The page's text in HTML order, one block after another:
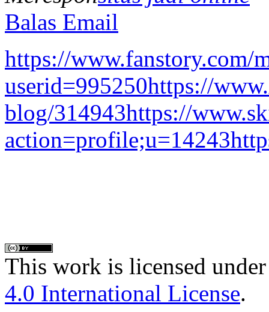
Balas Email
https://www.fanstory.com/
userid=995250https://
blog/314943https://
action=profile;u=14243
This work is licensed
4.0 International License.